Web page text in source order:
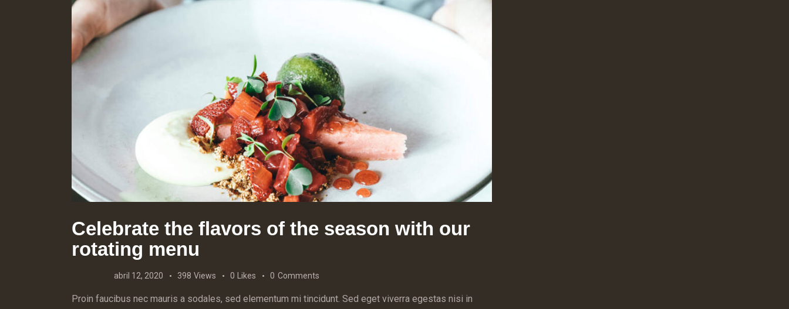
Celebrate the flavors of the season with our
rotating menu
abril 12, 2020 398 Views 0 Likes 0 Comments
Proin faucibus nec mauris a sodales, sed elementum mi tincidunt. Sed eget viverra egestas nisi in